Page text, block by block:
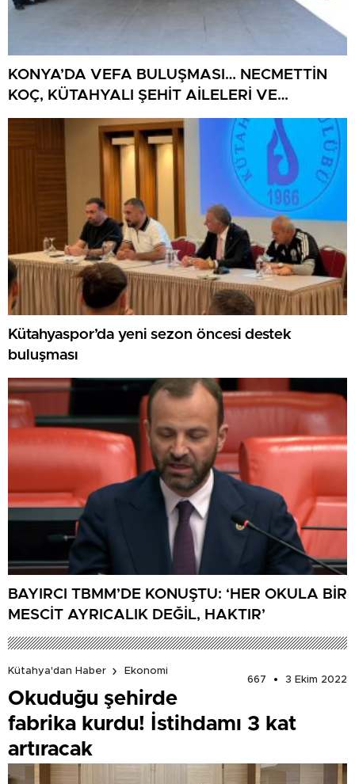
KONYA’DA VEFA BULUŞMASI… NECMETTİN
KOÇ, KÜTAHYALI ŞEHİT AİLELERİ VE
GAZİLERİ AĞIRLADI
Kütahyaspor’da yeni sezon öncesi destek
buluşması
BAYIRCI TBMM’DE KONUŞTU: ‘HER OKULA BİR
MESCİT AYRICALIK DEĞİL, HAKTIR’
Kütahya'dan Haber
Ekonomi
667
3 Ekim 2022
Okuduğu şehirde
fabrika kurdu! İstihdamı 3 kat
artıracak